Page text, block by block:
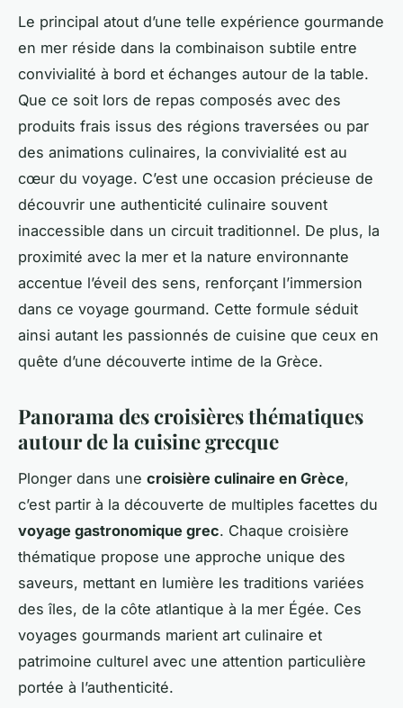
Le principal atout d’une telle expérience gourmande
en mer réside dans la combinaison subtile entre
convivialité à bord et échanges autour de la table.
Que ce soit lors de repas composés avec des
produits frais issus des régions traversées ou par
des animations culinaires, la convivialité est au
cœur du voyage. C’est une occasion précieuse de
découvrir une authenticité culinaire souvent
inaccessible dans un circuit traditionnel. De plus, la
proximité avec la mer et la nature environnante
accentue l’éveil des sens, renforçant l’immersion
dans ce voyage gourmand. Cette formule séduit
ainsi autant les passionnés de cuisine que ceux en
quête d’une découverte intime de la Grèce.
Panorama des croisières thématiques
autour de la cuisine grecque
Plonger dans une croisière culinaire en Grèce,
c’est partir à la découverte de multiples facettes du
voyage gastronomique grec. Chaque croisière
thématique propose une approche unique des
saveurs, mettant en lumière les traditions variées
des îles, de la côte atlantique à la mer Égée. Ces
voyages gourmands marient art culinaire et
patrimoine culturel avec une attention particulière
portée à l’authenticité.